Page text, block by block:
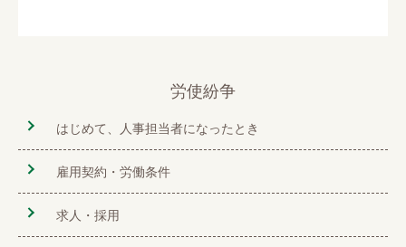
労使紛争
はじめて、人事担当者になったとき
雇用契約・労働条件
求人・採用